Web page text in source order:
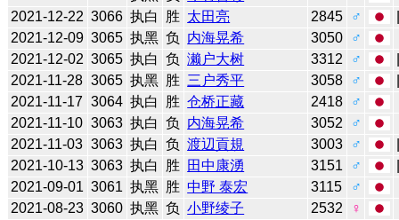
2021-12-22 3066 执白 胜 太田亮 2845 ♂
2021-12-09 3065 执黑 负 内海晃希 3050
♂
2021-12-02 3065 执白 负 濑户大树 3312 ♂
2021-11-28 3065 执黑 胜 三户秀平 3058 ♂
2021-11-17 3064 执白 胜 仓桥正藏 2418
♂
2021-11-10 3063 执白 负 内海晃希 3052
♂
2021-11-03 3063 执白 负 渡辺貢規 3003 ♂
2021-10-13 3063 执白 胜 田中康湧 3151 ♂
2021-09-01 3061 执黑 胜 中野 泰宏 3115
♂
2021-08-23 3060 执黑 负 小野绫子 2532
♀